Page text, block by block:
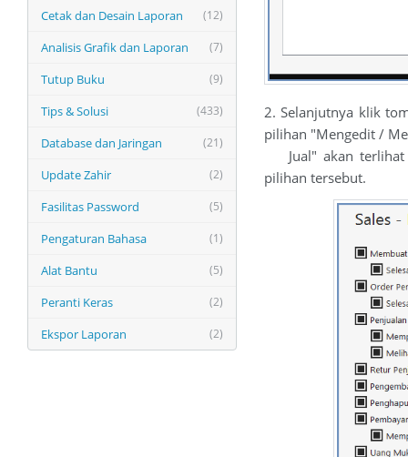
(12)
Cetak dan Desain Laporan
(7)
Analisis Grafik dan Laporan
(9)
Tutup Buku
(433)
Tips & Solusi
(21)
Database dan Jaringan
(2)
Update Zahir
(5)
Fasilitas Password
(1)
Pengaturan Bahasa
(5)
Alat Bantu
(2)
Peranti Keras
(2)
Ekspor Laporan
2. Selanjutnya klik
pilihan "Mengedit /
Jual" akan terlihat
pilihan tersebut.